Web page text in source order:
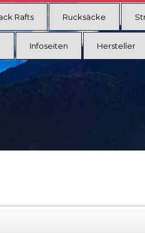
Rafts Rucksäcke
Infoseiten Hersteller